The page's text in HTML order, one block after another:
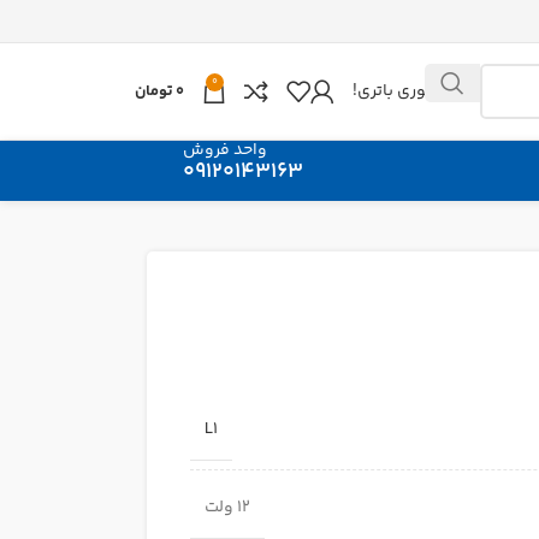
ارسال فوری باتری! 0
0 تومان
واحد فروش
09120143163
L1
12 ولت